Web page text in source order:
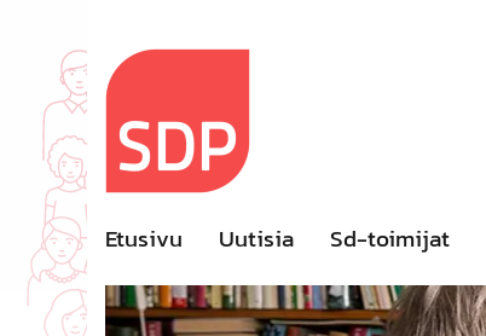
content
Etusivu Uutisia Sd-toimijat